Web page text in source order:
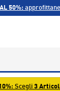
50%:
: Scegli 3